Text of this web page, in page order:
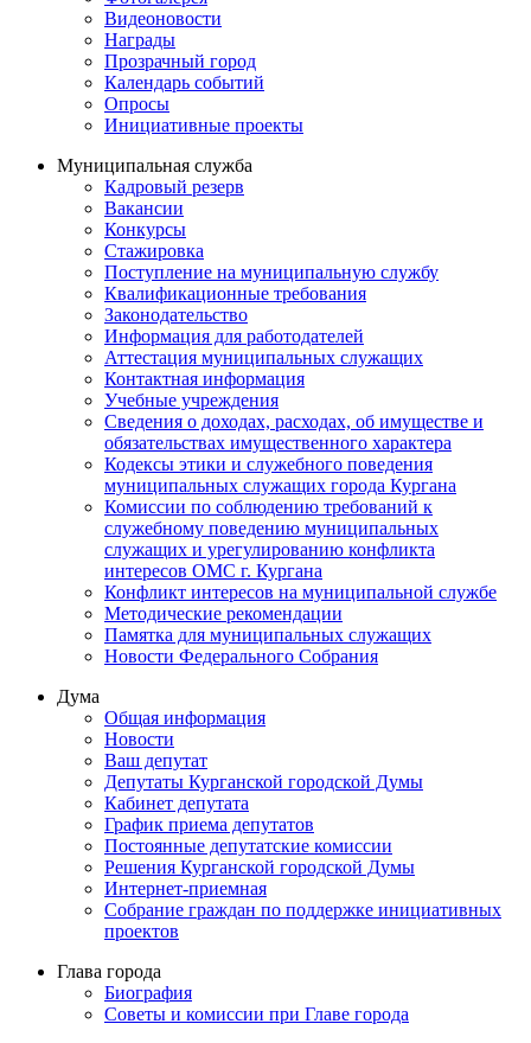
Видеоновости
Награды
Прозрачный город
Календарь событий
Опросы
Инициативные проекты
Муниципальная служба
Кадровый резерв
Вакансии
Конкурсы
Стажировка
Поступление на муниципальную службу
Квалификационные требования
Законодательство
Информация для работодателей
Аттестация муниципальных служащих
Контактная информация
Учебные учреждения
Сведения о доходах, расходах, об имуществе и
обязательствах имущественного характера
Кодексы этики и служебного поведения
муниципальных служащих города Кургана
Комиссии по соблюдению требований к
служебному поведению муниципальных
служащих и урегулированию конфликта
интересов ОМС г. Кургана
Конфликт интересов на муниципальной службе
Методические рекомендации
Памятка для муниципальных служащих
Новости Федерального Cобрания
Дума
Общая информация
Новости
Ваш депутат
Депутаты Курганской городской Думы
Кабинет депутата
График приема депутатов
Постоянные депутатские комиссии
Решения Курганской городской Думы
Интернет-приемная
Собрание граждан по поддержке инициативных
проектов
Глава города
Биография
Советы и комиссии при Главе города